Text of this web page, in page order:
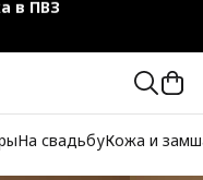
от 10 000 руб.
На свадьбуКожа и